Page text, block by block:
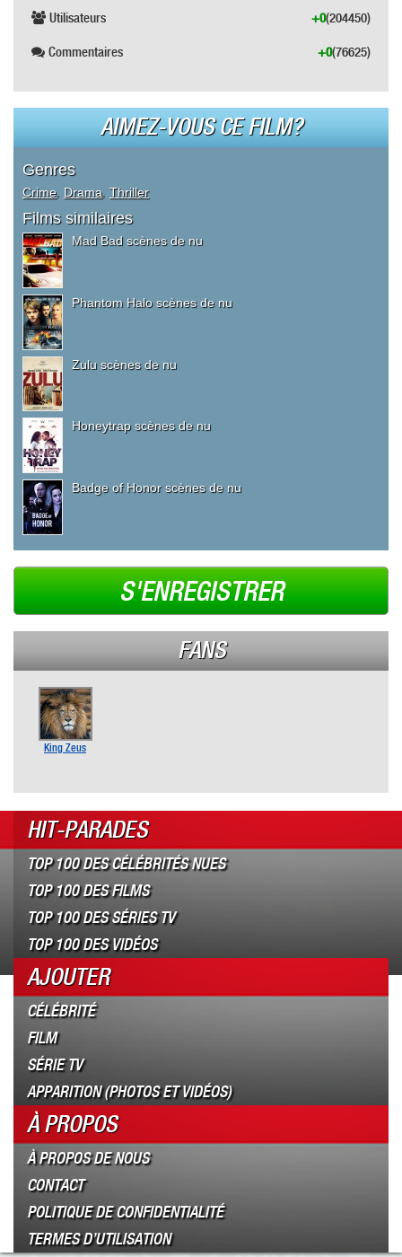
Utilisateurs (204450)
+0
Commentaires (76625)
+0
AIMEZ-VOUS CE FILM?
Genres
Crime, Drama Thriller
Films similaires
Mad Bad scènes de nu
Phantom Halo scènes de nu
Zulu scènes de nu
Honeytrap scènes de nu
Badge of Honor scènes de nu
S'ENREGISTRER
FANS
King Zeus
HIT-PARADES
TOP 100 DES CÉLÉBRITÉS NUES
TOP 100 DES FILMS
TOP 100 DES SÉRIES TV
TOP 100 DES VIDÉOS
AJOUTER
CÉLÉBRITÉ
FILM
SÉRIE TV
APPARITION (PHOTOS ET VIDÉOS)
À PROPOS
À PROPOS DE NOUS
CONTACT
POLITIQUE DE CONFIDENTIALITÉ
TERMES D’UTILISATION